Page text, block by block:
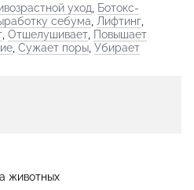
уход
Ботокс-
себума Лифтинг
Отшелушивает Повышает
Сужает поры Убирает
животных